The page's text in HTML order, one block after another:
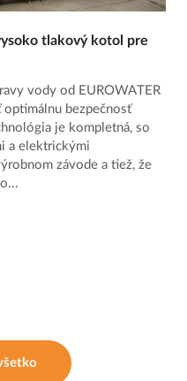
tlakový kotol pre
vody od EUROWATER
optimálnu bezpečnosť
je kompletná, so
a elektrickými
závode a tiež, že